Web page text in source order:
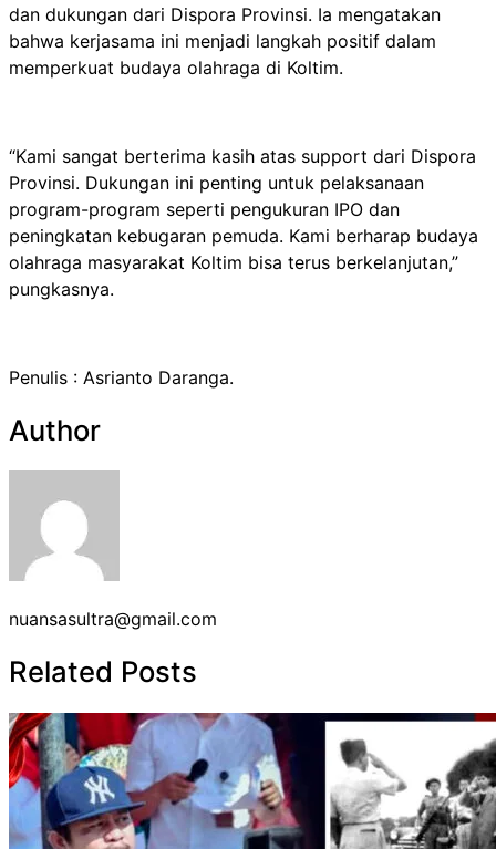
dan dukungan dari Dispora Provinsi. Ia mengatakan
bahwa kerjasama ini menjadi langkah positif dalam
memperkuat budaya olahraga di Koltim.
“Kami sangat berterima kasih atas support dari Dispora
Provinsi. Dukungan ini penting untuk pelaksanaan
program-program seperti pengukuran IPO dan
peningkatan kebugaran pemuda. Kami berharap budaya
olahraga masyarakat Koltim bisa terus berkelanjutan,”
pungkasnya.
Penulis : Asrianto Daranga.
Author
nuansasultra@gmail.com
Related Posts